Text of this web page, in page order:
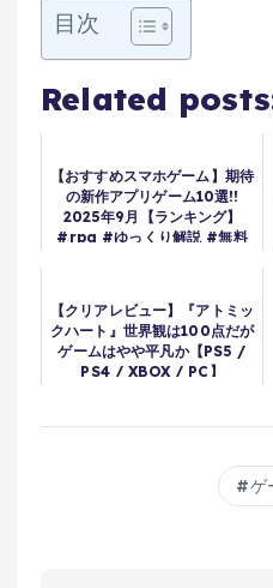
目次
Related
【おすすめスマホゲーム】期待
の新作アプリゲーム10選!!
2025年9月【ランキング】
#rpg #ゆっくり解説 #無料
【クリアレビュー】『アトミッ
クハート』世界観は100点だが
ゲームはやや平凡か【PS5 /
PS4 / XBOX / PC】
ゲ